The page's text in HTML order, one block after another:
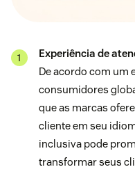
Experiência de
De acordo com um
consumidores
que as marcas
cliente em seu
inclusiva pode
transformar seus